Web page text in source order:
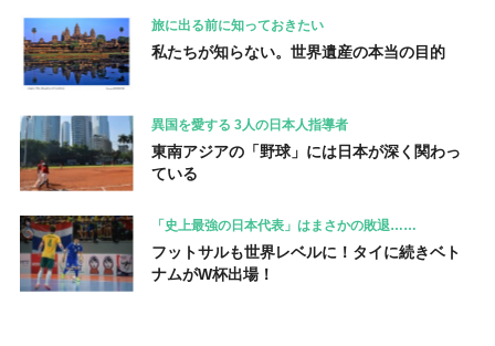
旅に出る前に知っておきたい
私たちが知らない。世界遺産の本当の目的
異国を愛する 3人の日本人指導者
東南アジアの「野球」には日本が深く関わっ
ている
「史上最強の日本代表」はまさかの敗退……
フットサルも世界レベルに！タイに続きベト
ナムがW杯出場！